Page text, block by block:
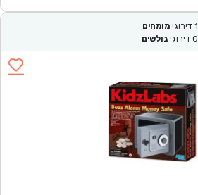
1 דירוגי מומחים
0 דירוגי גולשים